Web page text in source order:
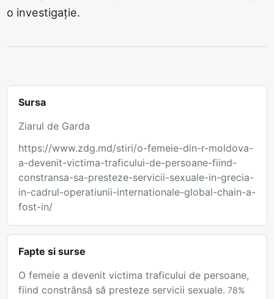
o investigație.
Sursa
Ziarul de Garda
https://www.zdg.md/stiri/o-femeie-din-r-moldova-
a-devenit-victima-traficului-de-persoane-fiind-
constransa-sa-presteze-servicii-sexuale-in-grecia-
in-cadrul-operatiunii-internationale-global-chain-a-
fost-in/
Fapte si surse
O femeie a devenit victima traficului de persoane,
fiind constrânsă să presteze servicii sexuale. 78%